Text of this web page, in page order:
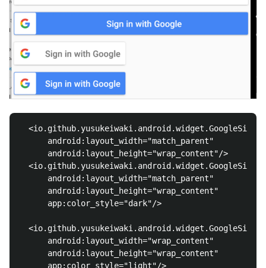
      android:layout_width="match_parent"
      android:layout_height="wrap_content"/>
      android:layout_width="match_parent"
      android:layout_height="wrap_content"
      app:color_style="dark"/>
      android:layout_width="wrap_content"
      android:layout_height="wrap_content"
      app:color_style="light"/>